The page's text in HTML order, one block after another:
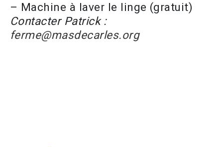
– Machine à laver le linge (gratuit)
Contacter Patrick :
ferme@masdecarles.org